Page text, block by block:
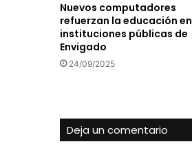
Nuevos computadores
refuerzan la educación en
instituciones públicas de
Envigado
24/09/2025
Deja un comentario